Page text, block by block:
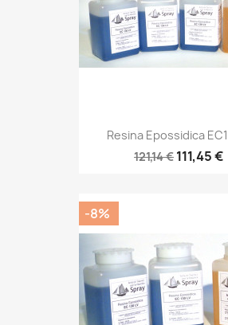
Resina Epossidica
121,14 € 111,45 €
-8%